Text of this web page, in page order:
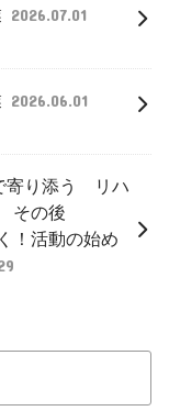
2026.07.01
2026.06.01
寄り添う リハ
その後
！活動の始め